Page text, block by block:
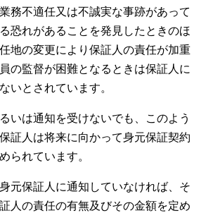
務不適任又は不誠実な事跡があって
恐れがあることを発見したときのほ
地の変更により保証人の責任が加重
の監督が困難となるときは保証人に
いとされています。
いは通知を受けないでも、このよう
証人は将来に向かって身元保証契約
られています。
元保証人に通知していなければ、そ
人の責任の有無及びその金額を定め